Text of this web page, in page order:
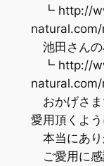
┗ http://
池田さんの
┗ http://
おかげさま
愛用頂くよう
本当にあり
ご愛用に感